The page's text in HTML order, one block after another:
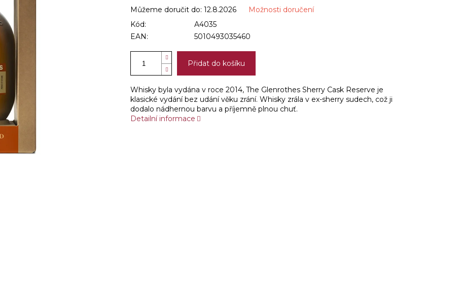
Můžeme doručit do: 12.8.2026
Možnosti doručení
Kód:
A4035
EAN:
5010493035460
Přidat do košíku
Whisky byla vydána v roce 2014, The Glenrothes Sherry Cask Reserve je
klasické vydání bez udání věku zrání. Whisky zrála v ex-sherry sudech, což ji
dodalo nádhernou barvu a příjemně plnou chuť.
Detailní informace